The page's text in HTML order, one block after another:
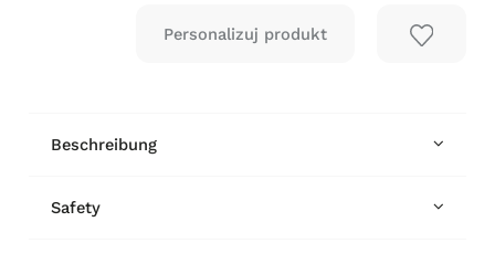
Beschreibung
Safety